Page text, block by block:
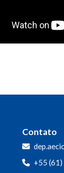
Contato
+55